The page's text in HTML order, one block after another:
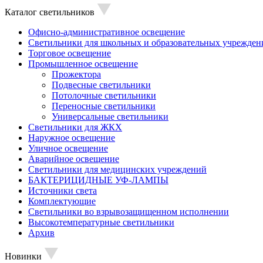
Каталог светильников
Офисно-административное освещение
Светильники для школьных и образовательных
Торговое освещение
Промышленное освещение
Прожектора
Подвесные светильники
Потолочные светильники
Переносные светильники
Универсальные светильники
Светильники для ЖКХ
Наружное освещение
Уличное освещение
Аварийное освещение
Светильники для медицинских учреждений
БАКТЕРИЦИДНЫЕ УФ-ЛАМПЫ
Источники света
Комплектующие
Светильники во взрывозащищенном исполнении
Высокотемпературные светильники
Архив
Новинки